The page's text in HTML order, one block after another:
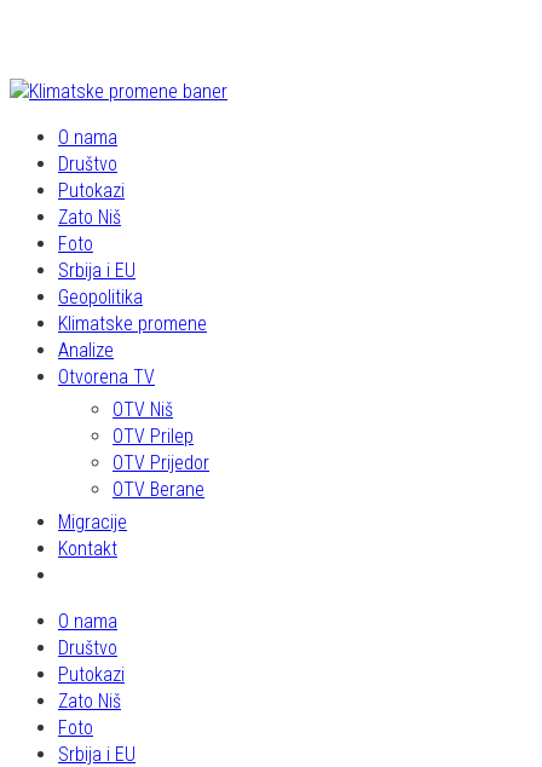
O nama
Društvo
Putokazi
Zato Niš
Foto
Srbija i EU
Geopolitika
Klimatske promene
Analize
Otvorena TV
OTV Niš
OTV Prilep
OTV Prijedor
OTV Berane
Migracije
Kontakt
O nama
Društvo
Putokazi
Zato Niš
Foto
Srbija i EU